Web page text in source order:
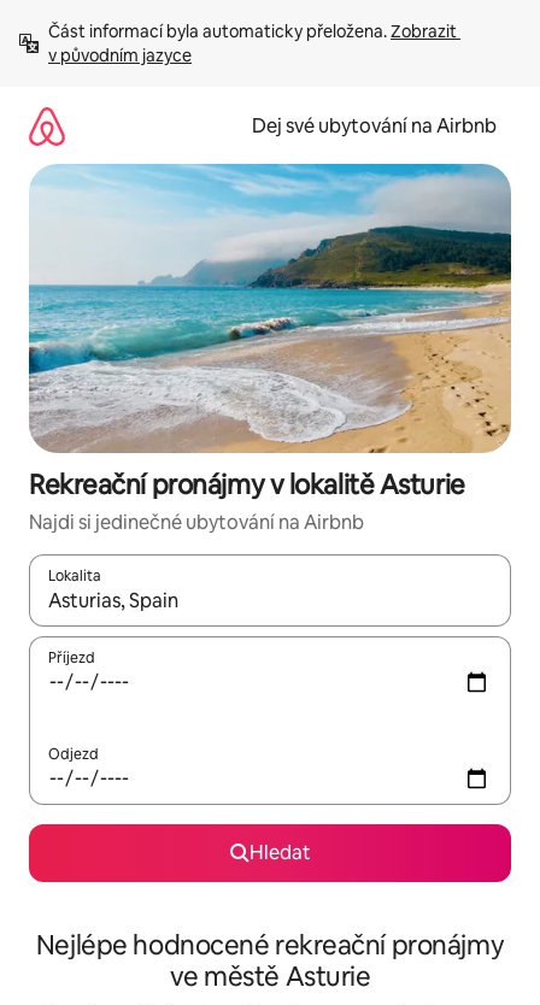
obsah
Část informací byla automaticky přeložena. Zobrazit
v původním jazyce
Dej své ubytování na Airbnb
Rekreační pronájmy v lokalitě Asturie
Najdi si jedinečné ubytování na Airbnb
Lokalita
Až budou výsledky k dispozici, můžeš si je procházet pomocí
Příjezd
Odjezd
Hledat
Nejlépe hodnocené rekreační pronájmy
ve městě Asturie